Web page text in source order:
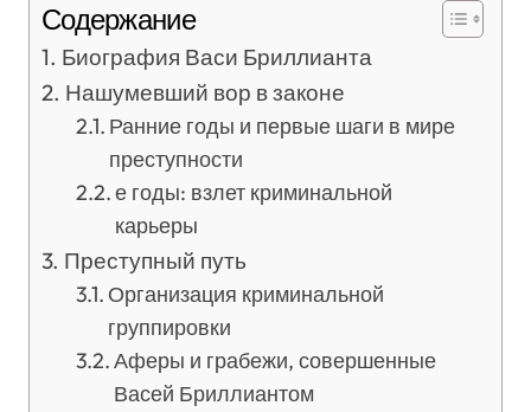
Содержание
Биография Васи Бриллианта
Нашумевший вор в законе
Ранние годы и первые шаги в мире
преступности
е годы: взлет криминальной
карьеры
Преступный путь
Организация криминальной
группировки
Аферы и грабежи, совершенные
Васей Бриллиантом